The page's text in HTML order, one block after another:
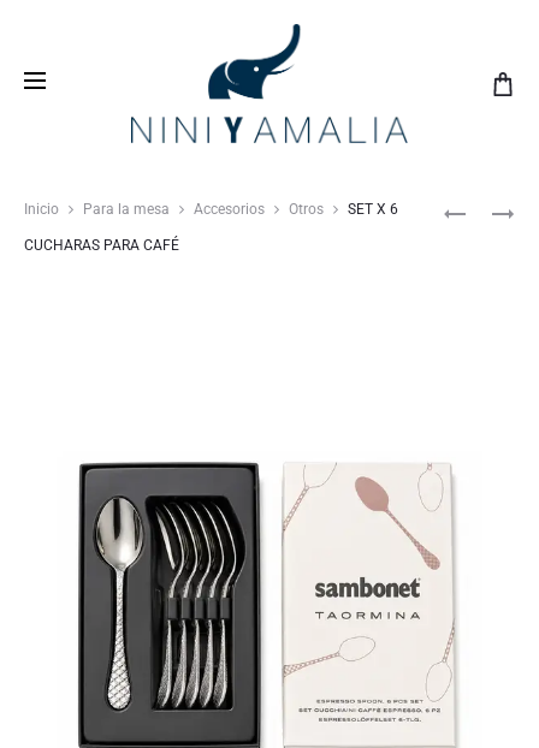
con nosotros y vive una
experiencia inolvidable
Inicio Para la mesa Accesorios Otros SET X 6
CUCHARAS PARA CAFÉ